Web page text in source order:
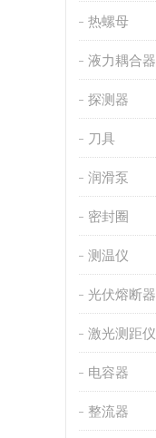
热螺母
液力耦合器
探测器
刀具
润滑泵
密封圈
测温仪
光伏熔断器
激光测距仪
电容器
整流器